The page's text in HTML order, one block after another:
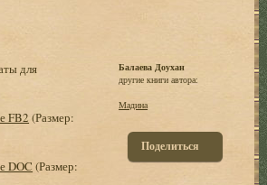
для
FB2 (Размер:
DOC (Размер:
Балаева Доухан
другие книги автора:
Мадина
Поделиться